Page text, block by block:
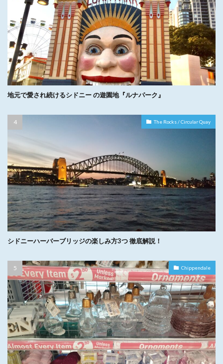
地元で愛され続けるシドニー の遊園地『ルナパーク』
The Rocks / Circular Quay
シドニーハーバーブリッジの楽しみ方3つ 徹底解説！
Chippendale